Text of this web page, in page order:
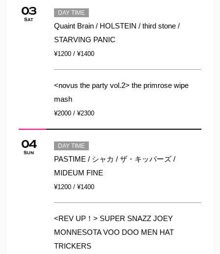
03
Sat
DAY TIME
Quaint Brain / HOLSTEIN / third stone /
STARVING PANIC
¥1200 / ¥1400
<novus the party vol.2> the primrose wipe
mash
¥2000 / ¥2300
04
Sun
DAY TIME
PASTIME / シャカ / ザ・キッパーズ /
MIDEUM FINE
¥1200 / ¥1400
<REV UP！> SUPER SNAZZ JOEY
MONNESOTA VOO DOO MEN HAT
TRICKERS